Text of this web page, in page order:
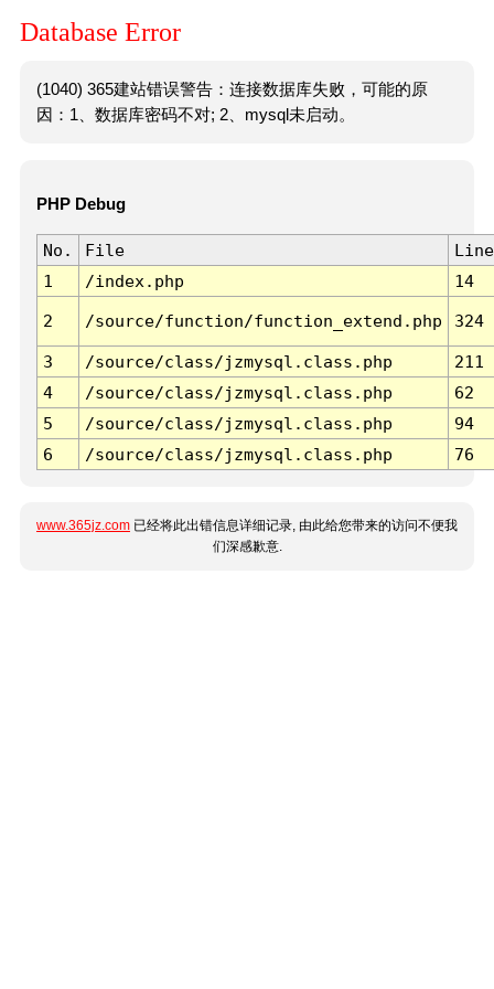
Database Error
(1040) 365建站错误警告：连接数据库失败，可能的原
因：1、数据库密码不对; 2、mysql未启动。
PHP Debug
No. File
Line
1
/index.php 14
2 /source/function/function_extend.php 324
3 /source/class/jzmysql.class.php
211
4
/source/class/jzmysql.class.php
62
5
/source/class/jzmysql.class.php
94
6
/source/class/jzmysql.class.php 76
www.365jz.com 已经将此出错信息详细记录, 由此给您带来的访问不便我
们深感歉意.